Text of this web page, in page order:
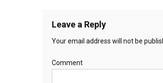
Leave a Reply
Your email address will not be
Comment